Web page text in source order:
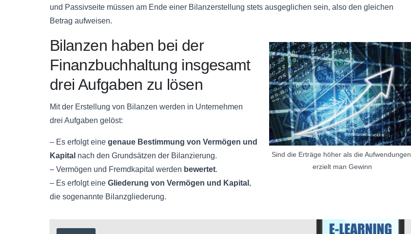
und Passivseite müssen am Ende einer Bilanzerstellung stets ausgeglichen sein, also den gleichen
Betrag aufweisen.
Sind die Erträge höher als die Aufwendungen,
erzielt man Gewinn
Bilanzen haben bei der
Finanzbuchhaltung insgesamt
drei Aufgaben zu lösen
Mit der Erstellung von Bilanzen werden in Unternehmen
drei Aufgaben gelöst:
– Es erfolgt eine genaue Bestimmung von Vermögen und
Kapital nach den Grundsätzen der Bilanzierung.
– Vermögen und Fremdkapital werden bewertet.
– Es erfolgt eine Gliederung von Vermögen und Kapital ,
die sogenannte Bilanzgliederung.